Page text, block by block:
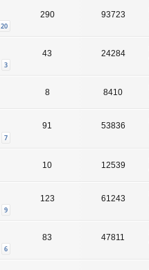
20
290 93723
3
43 24284
8 8410
7
91 53836
10 12539
9
123 61243
6
83 47811